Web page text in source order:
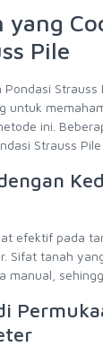
yang
Pile
untuk
ini.
Strauss
efektif pada
Sifat tanah
manual,